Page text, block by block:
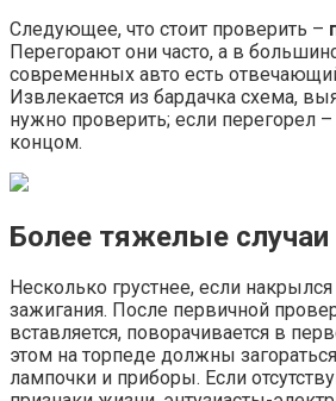
Следующее, что стоит проверить –
Перегорают они часто, а в
современных авто есть
Извлекается из бардачка схема,
нужно проверить; если перегорел
концом.
Более тяжелые случаи
Несколько грустнее, если
зажигания. После первичной
вставляется, поворачивается в
этом на торпеде должны
лампочки и приборы. Если